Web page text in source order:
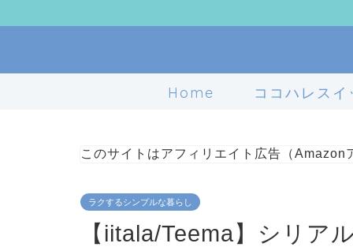
Home ココハレス
このサイトはアフィリエイト広告（
ラクするシンプルな暮らし
【iitala/Teema】シリア